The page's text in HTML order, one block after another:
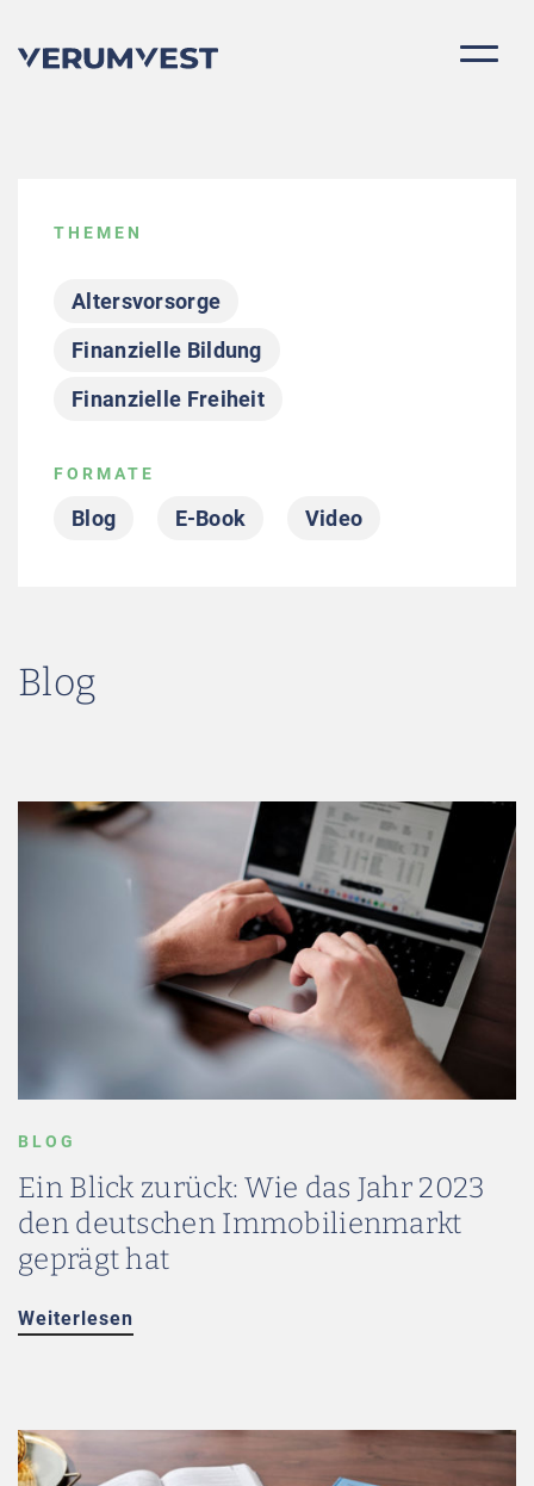
THEMEN
Altersvorsorge
Finanzielle Bildung
Finanzielle Freiheit
Passives Einkommen
FORMATE
Blog E-Book Video
Blog
BLOG
Ein Blick zurück: Wie das Jahr 2023
den deutschen Immobilienmarkt
geprägt hat
Weiterlesen